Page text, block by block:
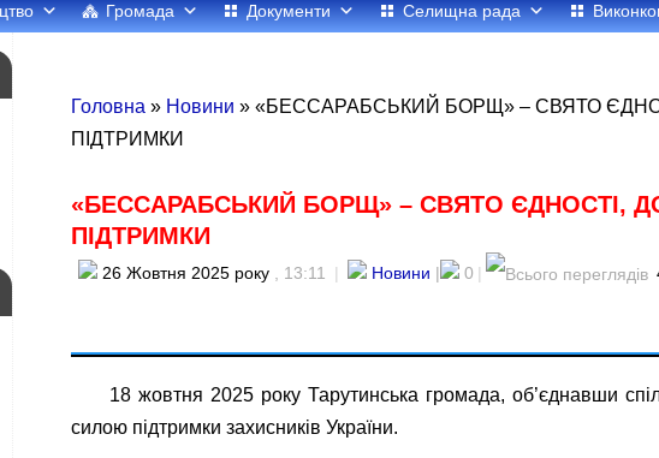
Громада Документи Селищна рада
Головна » Новини » «БЕССАРАБСЬКИЙ БОРЩ» – СВЯТО
ПІДТРИМКИ
«БЕССАРАБСЬКИЙ БОРЩ» – СВЯТО ЄДНОСТІ,
ПІДТРИМКИ
26 Жовтня 2025 року , 13:11 | Новини | 0 |
18 жовтня 2025 року Тарутинська громада, об’єднавши
силою підтримки захисників України.